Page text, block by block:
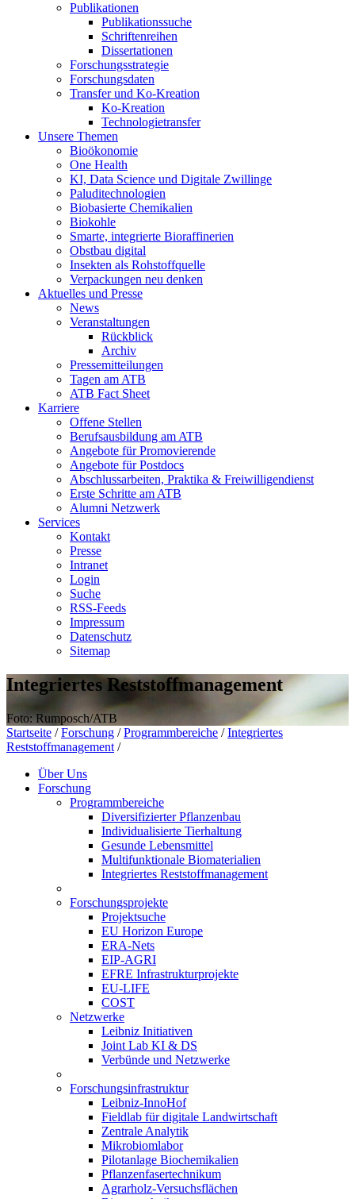
Publikationen
Publikationssuche
Schriftenreihen
Dissertationen
Forschungsstrategie
Forschungsdaten
Transfer und Ko-Kreation
Ko-Kreation
Technologietransfer
Unsere Themen
Bioökonomie
One Health
KI, Data Science und Digitale Zwillinge
Paluditechnologien
Biobasierte Chemikalien
Biokohle
Smarte, integrierte Bioraffinerien
Obstbau digital
Insekten als Rohstoffquelle
Verpackungen neu denken
Aktuelles und Presse
News
Veranstaltungen
Rückblick
Archiv
Pressemitteilungen
Tagen am ATB
ATB Fact Sheet
Karriere
Offene Stellen
Berufsausbildung am ATB
Angebote für Promovierende
Angebote für Postdocs
Abschlussarbeiten, Praktika & Freiwilligendienst
Erste Schritte am ATB
Alumni Netzwerk
Services
Kontakt
Presse
Intranet
Login
Suche
RSS-Feeds
Impressum
Datenschutz
Sitemap
Integriertes Reststoffmanagement
Foto: Rumposch/ATB
Startseite / Forschung / Programmbereiche / Integriertes
Reststoffmanagement /
Über Uns
Forschung
Programmbereiche
Diversifizierter Pflanzenbau
Individualisierte Tierhaltung
Gesunde Lebensmittel
Multifunktionale Biomaterialien
Integriertes Reststoffmanagement
Forschungsprojekte
Projektsuche
EU Horizon Europe
ERA-Nets
EIP-AGRI
EFRE Infrastrukturprojekte
EU-LIFE
COST
Netzwerke
Leibniz Initiativen
Joint Lab KI & DS
Verbünde und Netzwerke
Forschungsinfrastruktur
Leibniz-InnoHof
Fieldlab für digitale Landwirtschaft
Zentrale Analytik
Mikrobiomlabor
Pilotanlage Biochemikalien
Pflanzenfasertechnikum
Agrarholz-Versuchsflächen